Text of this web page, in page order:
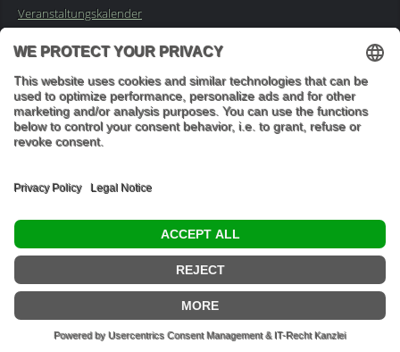
Veranstaltungskalender
Impressum
Buchungsanfrage
"In den Wäldern sind Dinge, über die nachzudenken man jahrelang
im Moos liegen könnte." (Franz Kafka)
Datenschutzeinstellungen